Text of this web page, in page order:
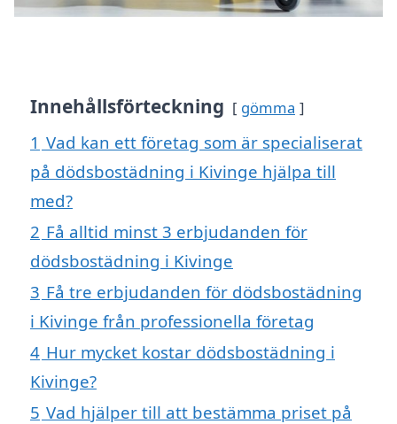
Innehållsförteckning gömma
1 Vad kan ett företag som är specialiserat
på dödsbostädning i Kivinge hjälpa till
med?
2 Få alltid minst 3 erbjudanden för
dödsbostädning i Kivinge
3 Få tre erbjudanden för dödsbostädning
i Kivinge från professionella företag
4 Hur mycket kostar dödsbostädning i
Kivinge?
5 Vad hjälper till att bestämma priset på